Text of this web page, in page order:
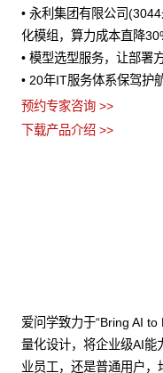
• 永利集团有限公司
化模组，算力成本直降
• 模型选型服务，让部署
• 20年IT服务体系保驾护
预约专家咨询 >>
下载产品介绍 >>
爱问学致力于“Bring AI
量化设计，将企业级AI能
业员工，还是普通用户